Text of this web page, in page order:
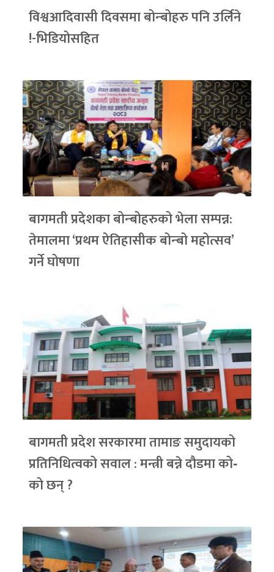
विश्वआदिवासी दिवसमा बोन्बोहरु पनि उर्लिने
!-भिडियोसहित
बागमती प्रदेशका बोन्बोहरुको भेला सम्पन्न:
तेमालमा ‘प्रथम ऐतिहासीक बोन्बो महोत्सव’
गर्ने घोषणा
बागमती प्रदेश सरकारमा तामाङ समुदायको
प्रतिनिधित्वको सवाल : मन्त्री बन्ने दौडमा को‐
को छन् ?